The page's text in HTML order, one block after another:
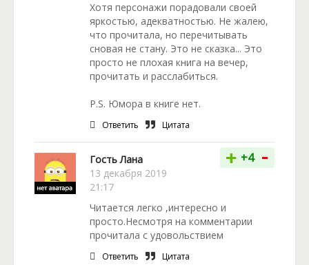
Хотя персонажи порадовали своей
яркостью, адекватностью. Не жалею,
что прочитала, но перечитывать
сновая не стану. Это не сказка... Это
просто не плохая книга на вечер,
прочитать и расслабиться.
P.S. Юмора в книге нет.
Ответить Цитата
Гость Лана
13 декабря 2019
21:17
+ +4 -
Читается легко ,интересно и
просто.Несмотря на комментарии
прочитала с удовольствием
Ответить Цитата